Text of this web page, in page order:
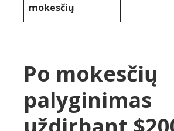
mokesčių
Po mokesčių
palyginimas